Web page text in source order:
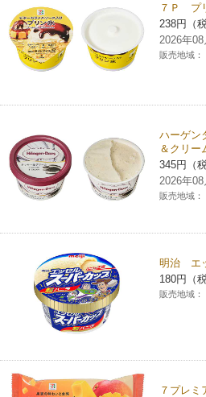
保険
学び・教育
コインランドリー（店舗限定）
宅配ロッカー（店舗限定）
モバイルバッテリーシェアリング（
モバイルWi-Fiバッテリーシェアリン
荷物預かりサービス「ecbocloakエ
パウダースペース ラブン（店舗限定
ソフトバンクギフト
セブン‐イレブンの「商品力」
セブン-イレブンの横顔
セブン-イレブンの歴史
７Ｐ プ
238円（
2026年
販売地域：
ハーゲ
＆クリー
345円（
2026年
販売地域：
明治 エ
180円（
販売地域：
７プレ